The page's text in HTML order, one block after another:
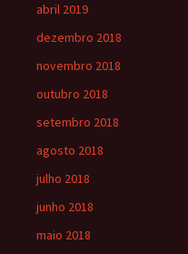
abril 2019
dezembro 2018
novembro 2018
outubro 2018
setembro 2018
agosto 2018
julho 2018
junho 2018
maio 2018